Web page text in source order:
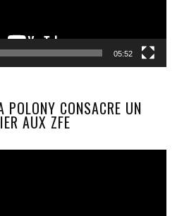
05:52
POLONY CONSACRE UN
AUX ZFE